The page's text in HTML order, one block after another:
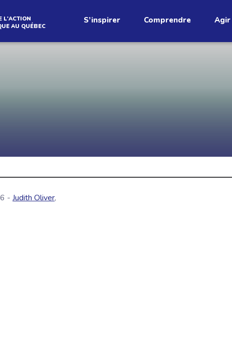
détend
Ici au Québec. Abonnez-vous à
L'ACTION
AU QUÉBEC
S’inspirer Comprendre Agir
- Judith Oliver,